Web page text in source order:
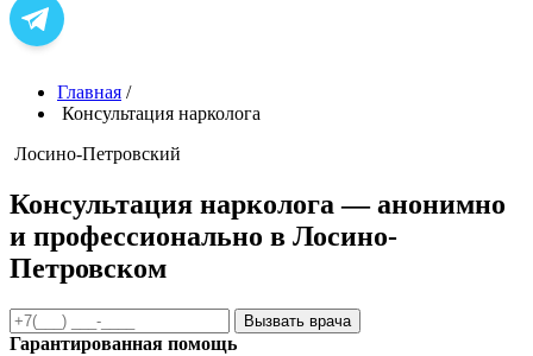
Главная /
Консультация нарколога
Лосино-Петровский
Консультация нарколога — анонимно
и профессионально в Лосино-
Петровском
Вызвать врача
Гарантированная помощь